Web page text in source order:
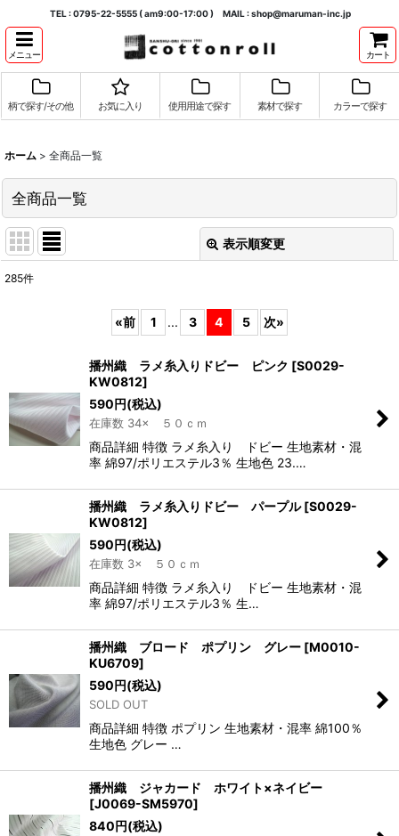
TEL : 0795-22-5555 ( am9:00-17:00 ) MAIL : shop@maruman-inc.jp
メニュー カート
柄で探す/その他 お気に入り 使用用途で探す 素材で探す カラーで探す
ホーム > 全商品一覧
全商品一覧
表示順変更
285件
«前 1 ... 3 4 5 次»
播州織 ラメ糸入りドビー ピンク [S0029-
KW0812]
590円(税込)
在庫数 34× ５０ｃｍ
商品詳細 特徴 ラメ糸入り ドビー 生地素材・混
率 綿97/ポリエステル3％ 生地色 23.…
播州織 ラメ糸入りドビー パープル [S0029-
KW0812]
590円(税込)
在庫数 3× ５０ｃｍ
商品詳細 特徴 ラメ糸入り ドビー 生地素材・混
率 綿97/ポリエステル3％ 生…
播州織 ブロード ポプリン グレー [M0010-
KU6709]
590円(税込)
SOLD OUT
商品詳細 特徴 ポプリン 生地素材・混率 綿100％
生地色 グレー …
播州織 ジャカード ホワイト×ネイビー
[J0069-SM5970]
840円(税込)